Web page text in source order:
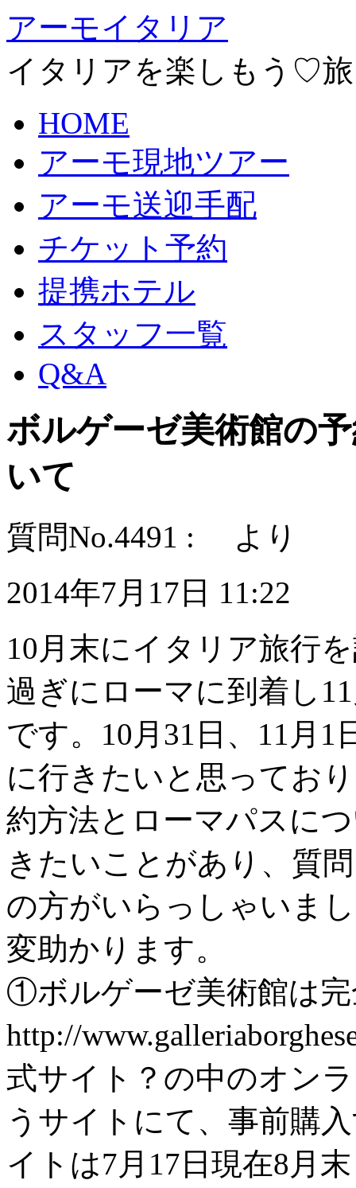
アーモイタリア
イタリアを楽しもう♡
HOME
アーモ現地ツアー
アーモ送迎手配
チケット予約
提携ホテル
スタッフ一覧
Q&A
ボルゲーゼ美術館の
いて
質問No.4491 : より
2014年7月17日 11:22
10月末にイタリア旅行
過ぎにローマに到着し
です。10月31日、11月
に行きたいと思ってお
約方法とローマパスに
きたいことがあり、質
の方がいらっしゃいま
変助かります。
①ボルゲーゼ美術館は
http://
式サイト？の中のオン
うサイトにて、事前購
イトは7月17日現在8月